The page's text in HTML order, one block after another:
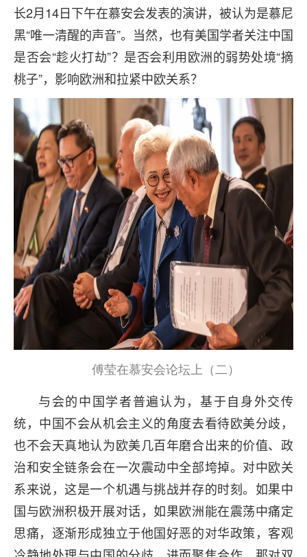
长2月14日下午在慕安会发表的演讲，被认为是慕尼
黑“唯一清醒的声音”。当然，也有美国学者关注中国
是否会“趁火打劫”？是否会利用欧洲的弱势处境“摘
桃子”，影响欧洲和拉紧中欧关系？
傅莹在慕安会论坛上（二）
与会的中国学者普遍认为，基于自身外交传
统，中国不会从机会主义的角度去看待欧美分歧，
也不会天真地认为欧美几百年磨合出来的价值、政
治和安全链条会在一次震动中全部垮掉。对中欧关
系来说，这是一个机遇与挑战并存的时刻。如果中
国与欧洲积极开展对话，如果欧洲能在震荡中痛定
思痛，逐渐形成独立于他国好恶的对华政策，客观